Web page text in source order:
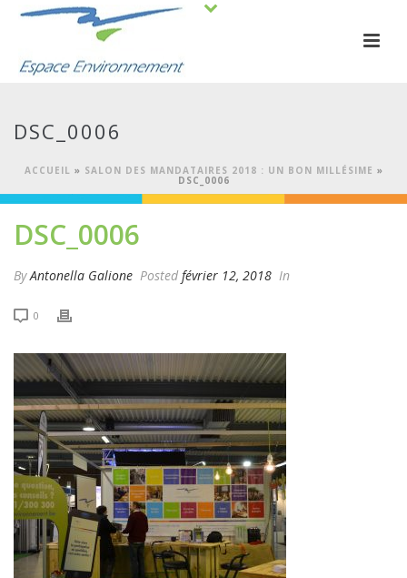
DSC_0006
ACCUEIL » SALON DES MANDATAIRES 2018 : UN BON MILLÉSIME »
DSC_0006
DSC_0006
ByAntonella Galione Posted février 12, 2018 In
0